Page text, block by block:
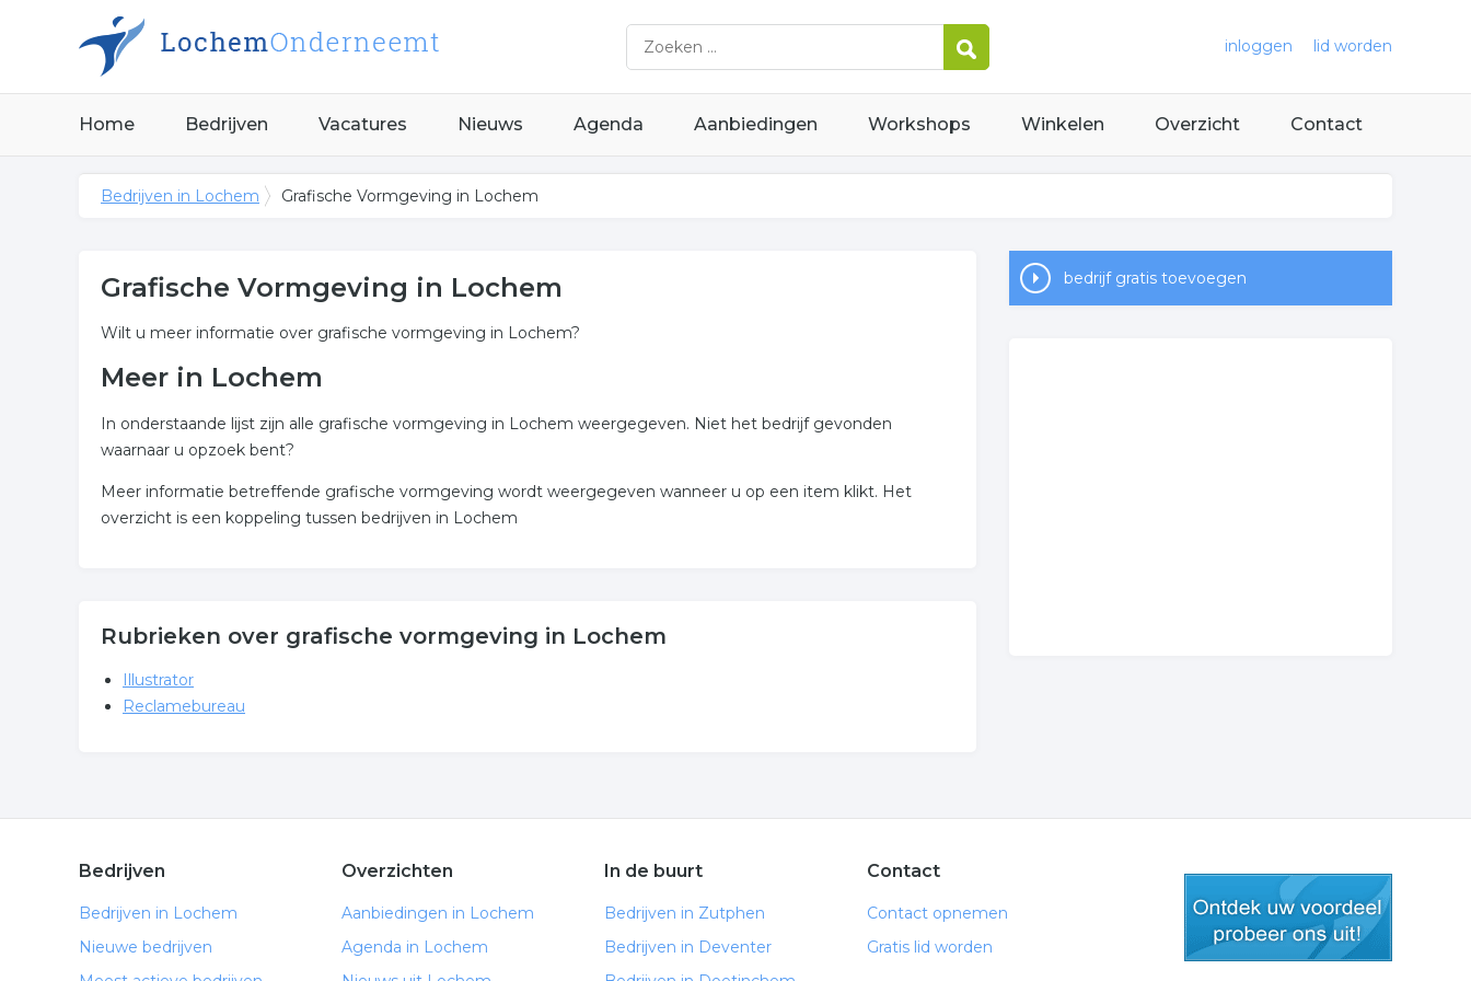
inloggen lid worden
Home Bedrijven Vacatures Nieuws Agenda Aanbiedingen Workshops Winkelen Overzicht Contact
Bedrijven in Lochem Grafische Vormgeving in Lochem
Grafische Vormgeving in Lochem
Wilt u meer informatie over grafische vormgeving in Lochem?
Meer in Lochem
In onderstaande lijst zijn alle grafische vormgeving in Lochem weergegeven. Niet het bedrijf gevonden
waarnaar u opzoek bent?
Meer informatie betreffende grafische vormgeving wordt weergegeven wanneer u op een item klikt. Het
overzicht is een koppeling tussen bedrijven in Lochem
Rubrieken over grafische vormgeving in Lochem
Illustrator
Reclamebureau
bedrijf gratis toevoegen
Bedrijven
Bedrijven in Lochem
Nieuwe bedrijven
Overzichten
Aanbiedingen in Lochem
Agenda in Lochem
In de buurt
Bedrijven in Zutphen
Bedrijven in Deventer
Contact
Contact opnemen
Gratis lid worden